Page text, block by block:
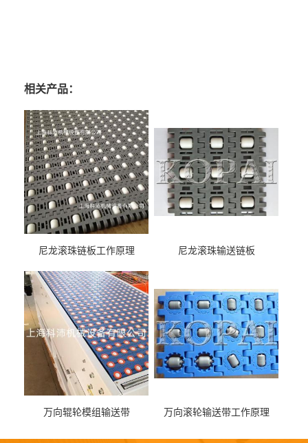
相关产品：
尼龙滚珠链板工作原理 尼龙滚珠输送链板
万向辊轮模组输送带 万向滚轮输送带工作原理